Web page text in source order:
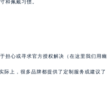
和佩戴习惯。
担心或寻求官方授权解决（在这里我们用幽
际上，很多品牌都提供了定制服务或建议了